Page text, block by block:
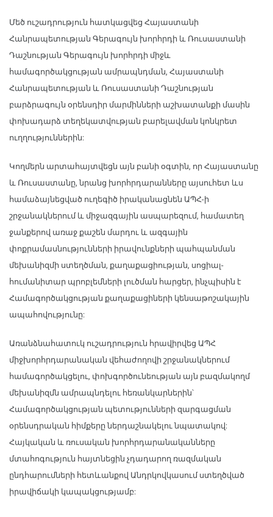
Մեծ ուշադրություն հատկացվեց Հայաստանի
Հանրապետության Գերագույն խորհրդի և Ռուսաստանի
Դաշնության Գերագույն խորհրդի միջև
համագործակցության ամրապնդման, Հայաստանի
Հանրապետության և Ռուսաստանի Դաշնության
բարձրագույն օրենսդիր մարմինների աշխատանքի մասին
փոխադարձ տեղեկատվության բարելավման կոնկրետ
ուղղություններին:
Կողմերն արտահայտվեցն այն բանի օգտին, որ Հայաստանը
և Ռուսաստանը, նրանց խորհրդարանները այսուհետ ևս
համաձայնեցված ուղեգիծ իրականացնեն ԱՊՀ-ի
շրջանակներում և միջազգային ասպարեզում, համատեղ
ջանքերով առաջ քաշեն մարդու և ազգային
փոքրամասնությունների իրավունքների պահպանման
մեխանիզմի ստեղծման, քաղաքացիության, սոցիալ-
հումանիտար պրոբլեմների լուծման հարցեր, ինչպիսին է
Համագործակցության քաղաքացիների կենսաթոշակային
ապահովությունը:
Առանձնահատուկ ուշադրություն հրավիրվեց ԱՊՀ
միջխորհրդարանական վեհաժողովի շրջանակներում
համագործակցելու, փոխգործունեության այն բազմակողմ
մեխանիզմն ամրապնդելու հեռանկարներին՝
Համագործակցության պետությունների զարգացման
օրենսդրական հիմքերը ներդաշնակելու նպատակով:
Հայկական և ռուսական խորհրդարանականները
մտահոգություն հայտնեցին չդադարող ռազմական
ընդհարումների հետևանքով Անդրկովկասում ստեղծված
իրավիճակի կապակցությամբ: